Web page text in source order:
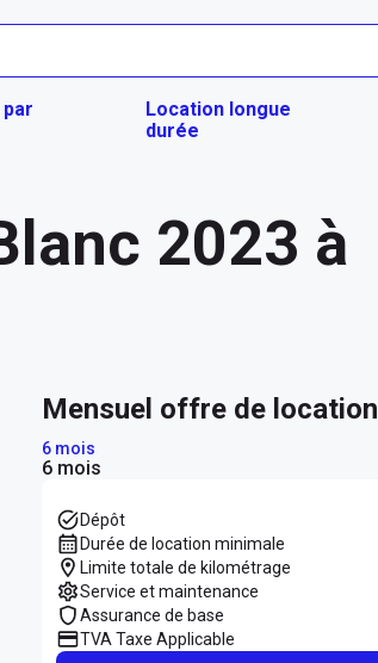
Location longue
durée
2023 à
mensuel offre de location
6 mois
6 mois
Dépôt
Durée de location minimale
Limite totale de kilométrage
Service et maintenance
Assurance de base
TVA Taxe Applicable